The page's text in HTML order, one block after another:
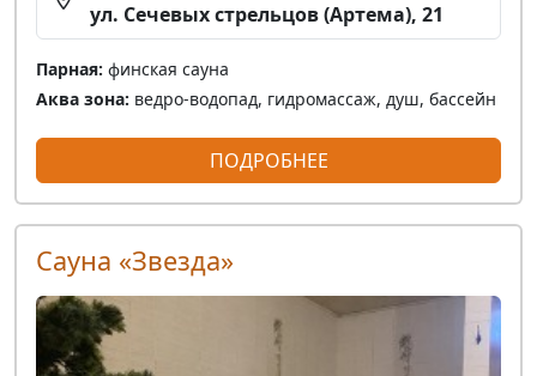
ул. Сечевых стрельцов (Артема), 21
Парная: финская сауна
Аква зона: ведро-водопад, гидромассаж, душ, бассейн
ПОДРОБНЕЕ
Сауна «Звезда»